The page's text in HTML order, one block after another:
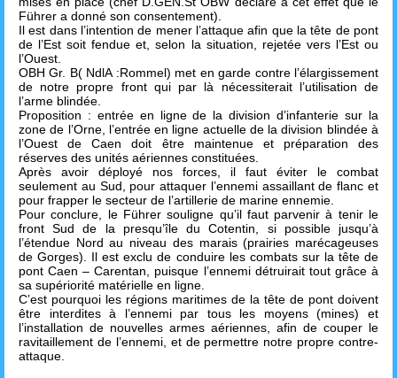
Führer a donné son consentement).
Il est dans l’intention de mener l’attaque afin que la tête de pont
de l’Est soit fendue et, selon la situation, rejetée vers l’Est ou
l’Ouest.
OBH Gr. B( NdlA :Rommel) met en garde contre l’élargissement
de notre propre front qui par là nécessiterait l’utilisation de
l’arme blindée.
Proposition : entrée en ligne de la division d’infanterie sur la
zone de l’Orne, l’entrée en ligne actuelle de la division blindée à
l’Ouest de Caen doit être maintenue et préparation des
réserves des unités aériennes constituées.
Après avoir déployé nos forces, il faut éviter le combat
seulement au Sud, pour attaquer l’ennemi assaillant de flanc et
pour frapper le secteur de l’artillerie de marine ennemie.
Pour conclure, le Führer souligne qu’il faut parvenir à tenir le
front Sud de la presqu’île du Cotentin, si possible jusqu’à
l’étendue Nord au niveau des marais (prairies marécageuses
de Gorges). Il est exclu de conduire les combats sur la tête de
pont Caen – Carentan, puisque l’ennemi détruirait tout grâce à
sa supériorité matérielle en ligne.
C’est pourquoi les régions maritimes de la tête de pont doivent
être interdites à l’ennemi par tous les moyens (mines) et
l’installation de nouvelles armes aériennes, afin de couper le
ravitaillement de l’ennemi, et de permettre notre propre contre-
attaque.